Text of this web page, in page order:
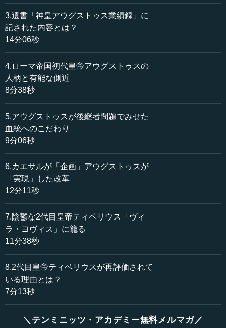
きな転換といっていい事件ではないかと思います。ローマ
は500年にわたって共和政を続けてきました。共和政という
のは平たくいうと、独裁制を嫌う、1人の人に支配を委ねる
のを非常に毛嫌いしたということです。そういうことを、
ローマは500年にわたって、曲がりなりにも続けてきたわけ
です。
百人の元老院の人たちを中心としたそれまでの共和政国家
の体制では、対処できない事態になっていたのです。広い
領土を管理しながら、さまざまな事件に対しては即座に判
断しなければいけないことがたくさん出てきたということ
結局、紀元前1世紀の半ば、60年頃に、クラッススとポン
ペイウスとカエサルが現れ、3人の間で第1回三頭政治とい
う密約が交わされました。その中でカエサルが主導権を握
り、単独の支配者になっていったのです。彼もローマ人の
ことは分かっていましたから、そんなに簡単に「自分が絶
対的な権力者だ」ということを見せないようにしていたで
その後、カエサルは紀元前44年に終身独裁官になりま
す。独裁官のことを「ディクタトール」といいますけれど
も、このディクタトールとは、ローマの国政の中で、非常
す。戦争が非常に長引いたり、膠着したりするようなとき
3.遺書「神皇アウグストゥス業績録」に
記された内容とは？
14分06秒
4.ローマ帝国初代皇帝アウグストゥスの
人柄と有能な側近
8分38秒
5.アウグストゥスが後継者問題でみせた
血統へのこだわり
9分06秒
6.カエサルが「企画」アウグストゥスが
「実現」した改革
12分11秒
7.陰鬱な2代目皇帝ティベリウス「ヴィ
ラ・ヨヴィス」に籠る
11分38秒
8.2代目皇帝ティベリウスが再評価されて
いる理由とは？
7分13秒
＼テンミニッツ・アカデミー無料メルマガ／